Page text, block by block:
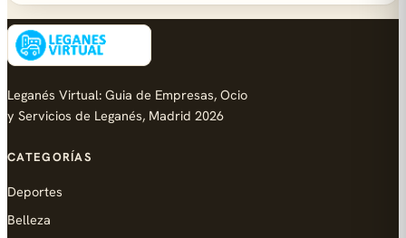
Leganés Virtual: Guia de Empresas, Ocio
y Servicios de Leganés, Madrid 2026
CATEGORÍAS
Deportes
Belleza